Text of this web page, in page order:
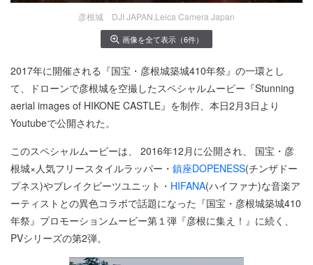
彦根城 DJI JAPAN,Leica Camera Japan
画像を全て表示（6件）
2017年に開催される『国宝・彦根城築城410年祭』の一環とし
て、ドローンで彦根城を空撮したスペシャルムービー『Stunning
aerial images of HIKONE CASTLE』を制作、本日2月3日より
Youtubeで公開された。
このスペシャルムービーは、 2016年12月に公開され、 国宝・彦
根城×人気フリースタイルラッパー・ 鎮座DOPENESS(チンザドー
プネス)やブレイクビーツユニット・ HIFANA(ハイファナ)な音楽ア
ーティストとの異色コラボで話題になった『国宝・彦根城築城410
年祭』プロモーションムービー第１弾『彦根に集え！』に続く、
PVシリーズの第2弾。